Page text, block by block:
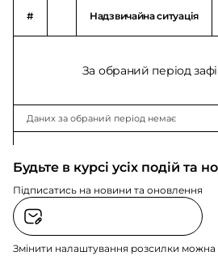
# Надзвичайна ситуація
За обраний період
Даних за обраний період немає
Будьте в курсі усіх подій та
Підписатись на новини та оновлення
Змінити налаштування розсилки